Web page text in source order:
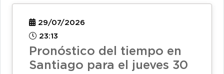
29/07/2026
23:13
Pronóstico del tiempo en
Santiago para el jueves 30